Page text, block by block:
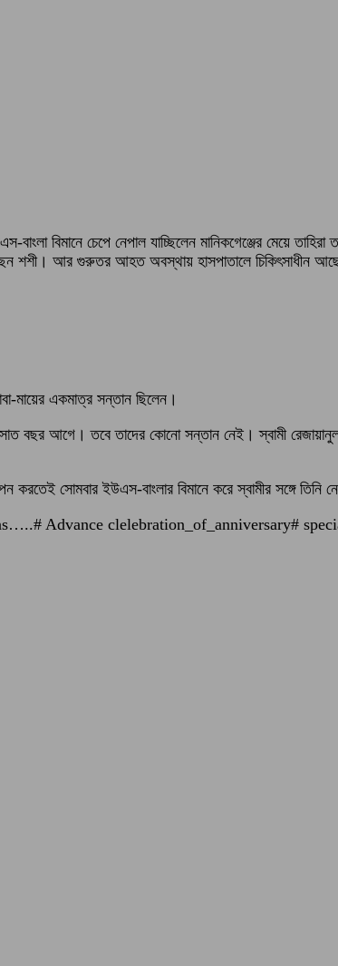
বাংলা বিমানে চেপে নেপাল যাচ্ছিলেন মানিকগেঞ্জের মেয়ে
শশী। আর গুরুতর আহত অবস্থায় হাসপাতালে চিকিৎসাধীন
মায়ের একমাত্র সন্তান ছিলেন।
সাত বছর আগে। তবে তাদের কোনো সন্তান নেই। স্বামী
করতেই সোমবার ইউএস-বাংলার বিমানে করে স্বামীর সঙ্গে তিনি
Advance clelebration_of_anniversary#